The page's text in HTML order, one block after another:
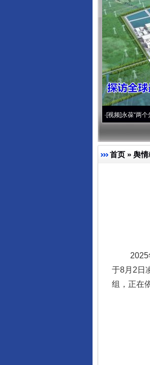
永葆“两个先锋队”本色
首页 » 舆情
2025年8
于8月2日
组，正在